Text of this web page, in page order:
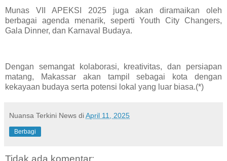
Munas VII APEKSI 2025 juga akan diramaikan oleh
berbagai agenda menarik, seperti Youth City Changers,
Gala Dinner, dan Karnaval Budaya.
Dengan semangat kolaborasi, kreativitas, dan persiapan
matang, Makassar akan tampil sebagai kota dengan
kekayaan budaya serta potensi lokal yang luar biasa.(*)
Nuansa Terkini News diApril 11, 2025
Berbagi